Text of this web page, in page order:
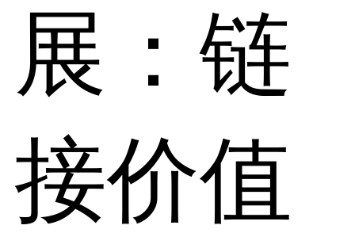
展：链
接价值